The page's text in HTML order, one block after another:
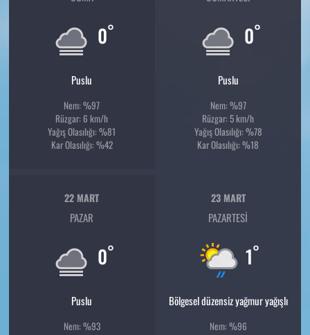
0°
Puslu
Nem: %97
Rüzgar: 6 km/h
Yağış Olasılığı: %81
Kar Olasılığı: %42
0°
Puslu
Nem: %97
Rüzgar: 5 km/h
Yağış Olasılığı: %78
Kar Olasılığı: %18
22 MART
PAZAR
0°
Puslu
Nem: %93
23 MART
PAZARTESI
1°
Bölgesel düzensiz yağmur yağışlı
Nem: %96